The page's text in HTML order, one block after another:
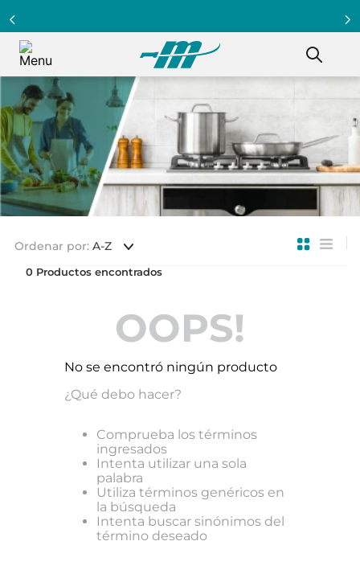
Ordenar por A-Z
0
OOPS!
No se encontró ningún producto
¿Qué debo hacer?
Comprueba los términos
ingresados
Intenta utilizar una sola
palabra
Utiliza términos genéricos en
la búsqueda
Intenta buscar sinónimos del
término deseado